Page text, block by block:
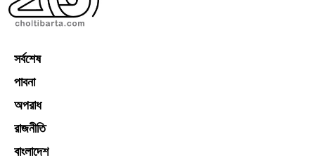
সর্বশেষ
পাবনা
অপরাধ
রাজনীতি
বাংলাদেশ